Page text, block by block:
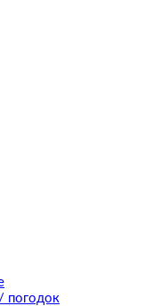
погодок